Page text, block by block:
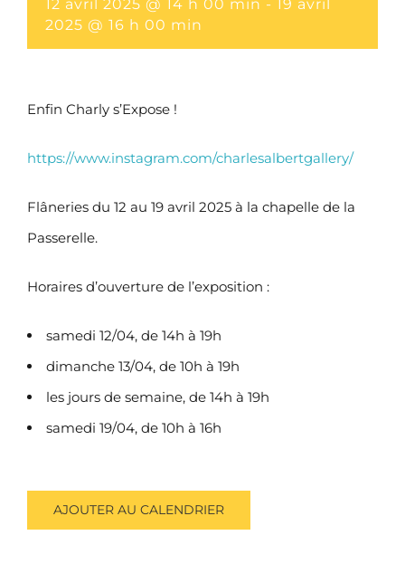
12 avril 2025 @ 14 h 00 min - 19 avril
2025 @ 16 h 00 min
Enfin Charly s’Expose !
https://www.instagram.com/charlesalbertgallery/
Flâneries du 12 au 19 avril 2025 à la chapelle de la
Passerelle.
Horaires d’ouverture de l’exposition :
samedi 12/04, de 14h à 19h
dimanche 13/04, de 10h à 19h
les jours de semaine, de 14h à 19h
samedi 19/04, de 10h à 16h
AJOUTER AU CALENDRIER